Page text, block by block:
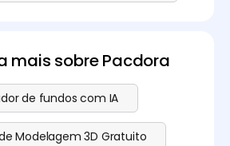
mais sobre Pacdora
de fundos com IA
Modelagem 3D Gratuito